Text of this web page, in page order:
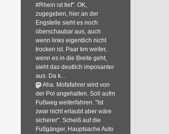
#Rhein ist tief". OK,
zugegeben, hier an der
Engstelle sieht es noch
überschaubar aus, auch
wenn links eigentlich nicht
trocken ist. Paar km weiter,
wenn es in die Breite geht,
sieht das deutlich imposanter
aus. Da k...
Aha. Mofafahrer wird von
der Pol angehalten. Soll aufm
Fußweg weiterfahren. "Ist
zwar nicht erlaubt aber wäre
sicherer". Scheiß auf die
Fußgänger, Hauptsache Auto